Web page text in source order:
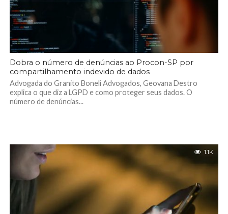
Dobra o número de denúncias ao Procon-SP por
compartilhamento indevido de dados
Advogada do Granito Boneli Advogados, Geovana Destro
explica o que diz a LGPD e como proteger seus dados. O
número de denúncias...
1.1K